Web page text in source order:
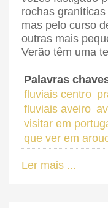
rochas
mas pelo curso
outras mais
Verão têm uma
Palavras
fluviais centro
fluviais aveiro
visitar em
que ver em
Ler mais ...